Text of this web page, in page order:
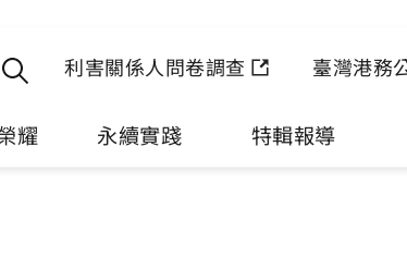
利害關係人問卷調查 臺灣港務
耀 永續實踐 特輯報導